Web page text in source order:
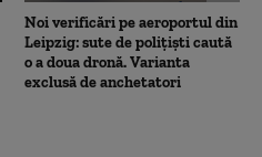
Noi verificări pe aeroportul din
Leipzig: sute de polițiști caută
o a doua dronă. Varianta
exclusă de anchetatori